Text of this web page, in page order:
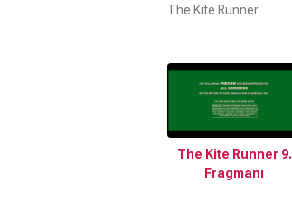
The Kite Runner
The Kite Runner 9.
Fragmanı